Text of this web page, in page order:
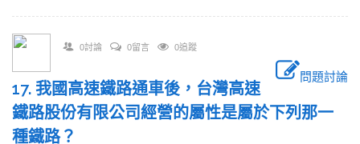
0討論 0留言 0追蹤
問題討論
17. 我國高速鐵路通車後，台灣高速
鐵路股份有限公司經營的屬性是屬於下列那一
種鐵路？